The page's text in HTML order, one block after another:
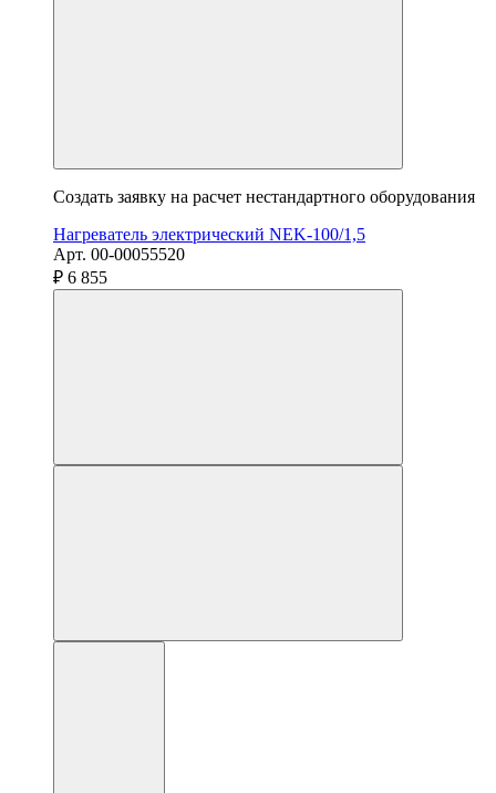
Создать заявку на расчет нестандартного оборудования
Нагреватель электрический NEK-100/1,5
Арт. 00-00055520
₽ 6 855